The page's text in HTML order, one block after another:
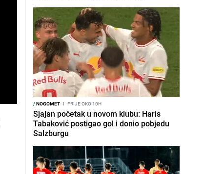
/NOGOMET I PRIJE OKO 10H
Sjajan početak u novom klubu: Haris
Tabaković postigao gol i donio pobjedu
Salzburgu